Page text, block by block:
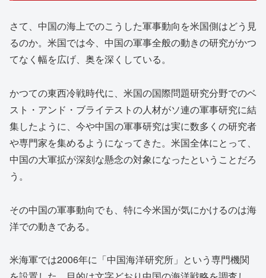
さて、中国の海上でのこうした軍事動向を米国側はどう見
るのか。米国では今、中国の軍事全般の動きの研究がかつ
てなく幅を広げ、奥を深くしている。
かつての東西冷戦時代に、米国の国際問題研究分野でのベ
スト・アンド・ブライテストの人材がソ連の軍事研究に結
集したように、今や中国の軍事研究は実に数多くの研究者
や専門家を集めるようになってきた。米国全体にとって、
中国の大軍拡が深刻な懸念の対象になったということだろ
う。
その中国の軍事動向でも、特に今米国が気にかけるのは海
洋での動きである。
米海軍では2006年に「中国海洋研究所」という専門機関